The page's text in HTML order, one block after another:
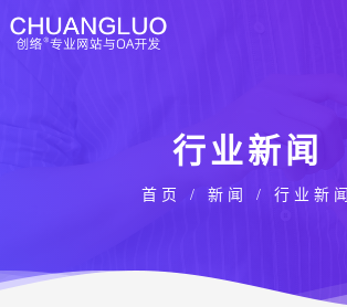
行业新闻
首页 / 新闻 / 行业新闻